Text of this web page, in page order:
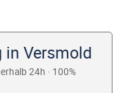
in Versmold
24h · 100%